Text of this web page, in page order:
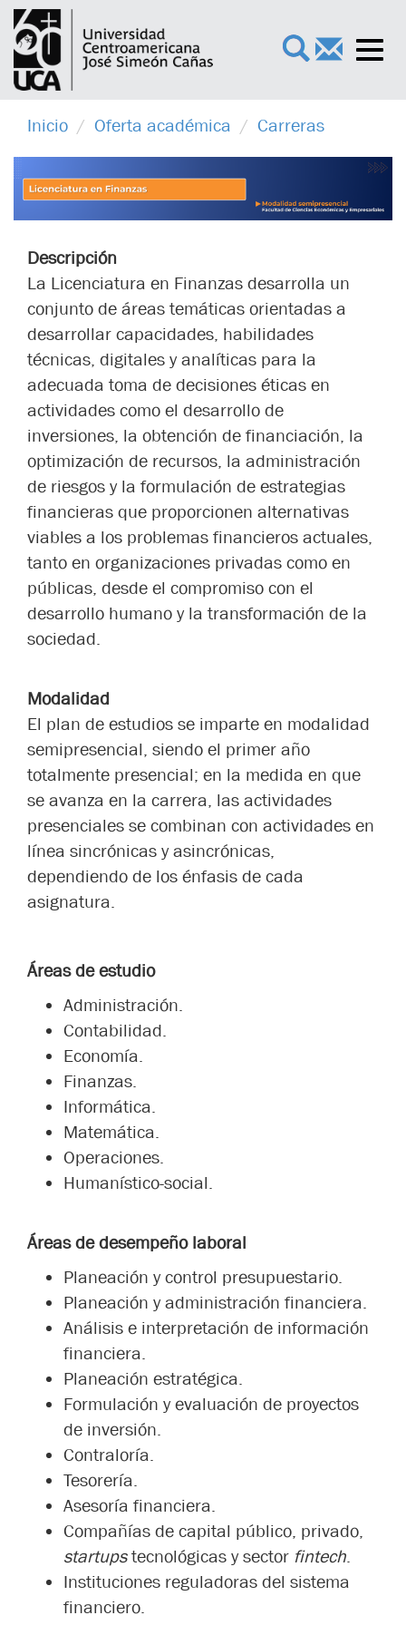
×
Inicio Oferta académica Carreras
Descripción
La Licenciatura en Finanzas desarrolla un
conjunto de áreas temáticas orientadas a
desarrollar capacidades, habilidades
técnicas, digitales y analíticas para la
adecuada toma de decisiones éticas en
actividades como el desarrollo de
inversiones, la obtención de financiación, la
optimización de recursos, la administración
de riesgos y la formulación de estrategias
financieras que proporcionen alternativas
viables a los problemas financieros actuales,
tanto en organizaciones privadas como en
públicas, desde el compromiso con el
desarrollo humano y la transformación de la
sociedad.
Modalidad
El plan de estudios se imparte en modalidad
semipresencial, siendo el primer año
totalmente presencial; en la medida en que
se avanza en la carrera, las actividades
presenciales se combinan con actividades en
línea sincrónicas y asincrónicas,
dependiendo de los énfasis de cada
asignatura.
Áreas de estudio
Administración.
Contabilidad.
Economía.
Finanzas.
Informática.
Matemática.
Operaciones.
Humanístico-social.
Áreas de desempeño laboral
Planeación y control presupuestario.
Planeación y administración financiera.
Análisis e interpretación de información
financiera.
Planeación estratégica.
Formulación y evaluación de proyectos
de inversión.
Contraloría.
Tesorería.
Asesoría financiera.
Compañías de capital público, privado,
startupstecnológicas y sector fintech.
Instituciones reguladoras del sistema
financiero.